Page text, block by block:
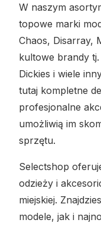
W naszym
topowe marki
Chaos, Disarray,
kultowe brandy
Dickies i wiele
tutaj kompletne
profesjonalne
umożliwią im
sprzętu.
Selectshop
odzieży i
miejskiej.
modele, jak i